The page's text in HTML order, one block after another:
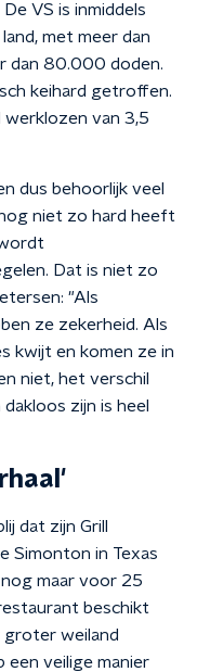
VS is inmiddels
met meer dan
dan 80.000 doden.
keihard getroffen.
werklozen van 3,5
dus behoorlijk veel
niet zo hard heeft
Dat is niet zo
"Als
ze zekerheid. Als
kwijt en komen ze in
niet, het verschil
zijn is heel
dat zijn Grill
Simonton in Texas
maar voor 25
beschikt
weiland
een veilige manier